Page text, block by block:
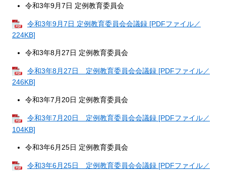
令和3年9月7日 定例教育委員会
令和3年9月7日 定例教育委員会会議録 [PDFファイル／
224KB]
令和3年8月27日 定例教育委員会
令和3年8月27日 定例教育委員会会議録 [PDFファイル／
246KB]
令和3年7月20日 定例教育委員会
令和3年7月20日 定例教育委員会会議録 [PDFファイル／
104KB]
令和3年6月25日 定例教育委員会
令和3年6月25日 定例教育委員会会議録 [PDFファイル／